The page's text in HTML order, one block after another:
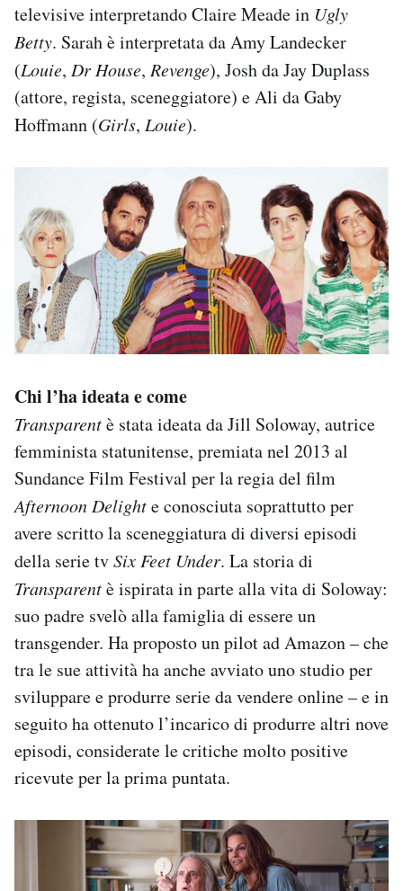
televisive interpretando Claire Meade in Ugly
Betty. Sarah è interpretata da Amy Landecker
(Louie, Dr House, Revenge), Josh da Jay Duplass
(attore, regista, sceneggiatore) e Ali da Gaby
Hoffmann (Girls, Louie).
Chi l’ha ideata e come
Transparentè stata ideata da Jill Soloway, autrice
femminista statunitense, premiata nel 2013 al
Sundance Film Festival per la regia del film
Afternoon Delighte conosciuta soprattutto per
avere scritto la sceneggiatura di diversi episodi
della serie tvSix Feet Under. La storia di
Transparentè ispirata in parte alla vita di Soloway:
suo padre svelò alla famiglia di essere un
transgender. Ha proposto un pilot ad Amazon – che
tra le sue attività ha anche avviato uno studio per
sviluppare e produrre serie da vendere online – e in
seguito ha ottenuto l’incarico di produrre altri nove
episodi, considerate le critiche molto positive
ricevute per la prima puntata.